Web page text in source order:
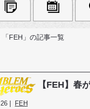
「FEH」の記事一覧
【FEH】春
| FEH